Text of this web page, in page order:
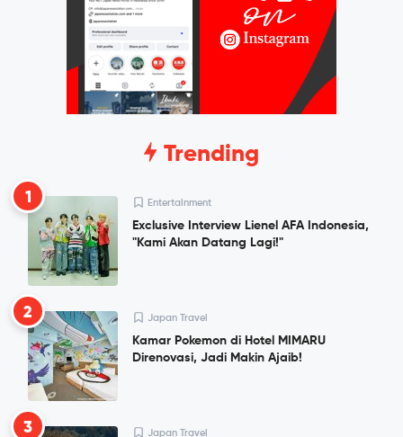
Trending
1 Entertainment
Exclusive Interview Lienel AFA Indonesia,
"Kami Akan Datang Lagi!"
2 Japan Travel
Kamar Pokemon di Hotel MIMARU
Direnovasi, Jadi Makin Ajaib!
3 Japan Travel